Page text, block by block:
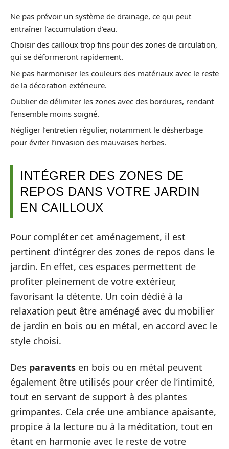
Ne pas prévoir un système de drainage, ce qui peut
entraîner l’accumulation d’eau.
Choisir des cailloux trop fins pour des zones de circulation,
qui se déformeront rapidement.
Ne pas harmoniser les couleurs des matériaux avec le reste
de la décoration extérieure.
Oublier de délimiter les zones avec des bordures, rendant
l’ensemble moins soigné.
Négliger l’entretien régulier, notamment le désherbage
pour éviter l’invasion des mauvaises herbes.
INTÉGRER DES ZONES DE
REPOS DANS VOTRE JARDIN
EN CAILLOUX
Pour compléter cet aménagement, il est
pertinent d’intégrer des zones de repos dans le
jardin. En effet, ces espaces permettent de
profiter pleinement de votre extérieur,
favorisant la détente. Un coin dédié à la
relaxation peut être aménagé avec du mobilier
de jardin en bois ou en métal, en accord avec le
style choisi.
Des paravents en bois ou en métal peuvent
également être utilisés pour créer de l’intimité,
tout en servant de support à des plantes
grimpantes. Cela crée une ambiance apaisante,
propice à la lecture ou à la méditation, tout en
étant en harmonie avec le reste de votre